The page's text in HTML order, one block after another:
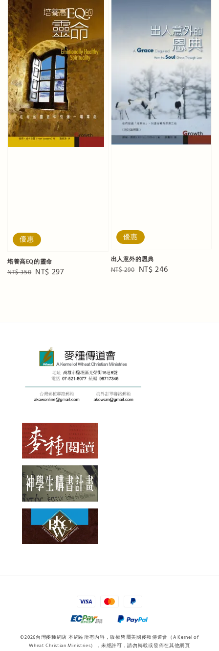
優惠
培養高EQ的靈命
Regular
NT$ 350 Sale
NT$ 297
優惠
出人意外的恩典
Regular
NT$ 290 Sale
NT$ 246
©2026台灣麥種網店 本網站所有內容，版權皆屬美國麥種傳道會（A Kernel of
Wheat Christian Ministries），未經許可，請勿轉載或發佈在其他網頁